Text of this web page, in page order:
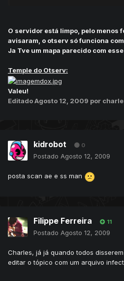
O servidor está limpo, pelo menos
avisaram, o otserv só funciona com
Ja Tve um mapa parecido com
Temple do Otserv:
Valeu!
EditadoAgosto 12, 2009 por
kidrobot 0
Postado Agosto 12, 2009
posta scan ae e ss man
Filippe Ferreira 11
Postado Agosto 12, 2009
Charles, já já quando todos
editar o tópico com um arquivo